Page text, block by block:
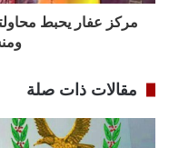
مركز عفار يحبط
مقالات ذات صلة